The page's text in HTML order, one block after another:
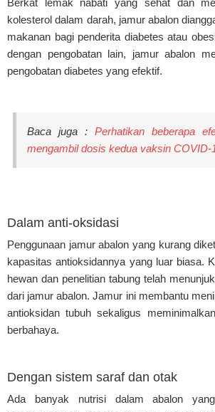
Berkat lemak nabati yang sehat dan
kolesterol dalam darah, jamur abalon
makanan bagi penderita diabetes atau
dengan pengobatan lain, jamur abalon
pengobatan diabetes yang efektif.
Baca juga : Perhatikan beberapa
mengambil dosis kedua vaksin COVID-
Dalam anti-oksidasi
Penggunaan jamur abalon yang kurang
kapasitas antioksidannya yang luar biasa.
hewan dan penelitian tabung telah
dari jamur abalon. Jamur ini membantu
antioksidan tubuh sekaligus
berbahaya.
Dengan sistem saraf dan otak
Ada banyak nutrisi dalam abalon